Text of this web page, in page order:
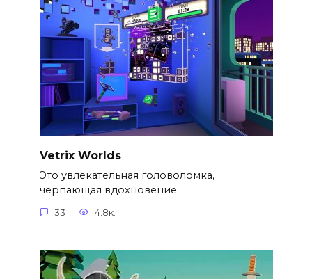
Vetrix Worlds
Это увлекательная головоломка,
черпающая вдохновение
33 4.8к.